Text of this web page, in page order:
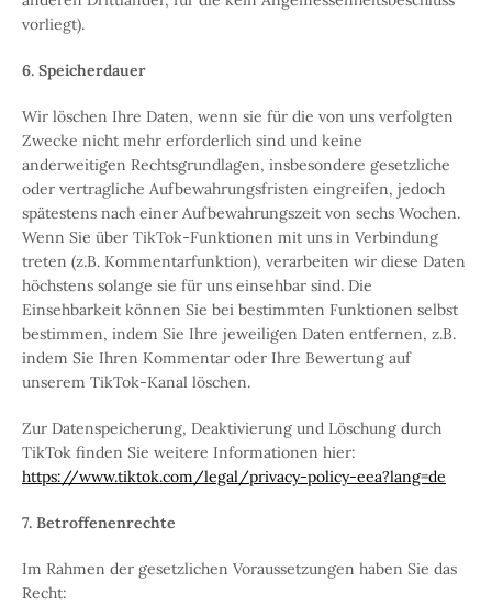
vorliegt).
6. Speicherdauer
Wir löschen Ihre Daten, wenn sie für die von uns verfolgten
Zwecke nicht mehr erforderlich sind und keine
anderweitigen Rechtsgrundlagen, insbesondere gesetzliche
oder vertragliche Aufbewahrungsfristen eingreifen, jedoch
spätestens nach einer Aufbewahrungszeit von sechs Wochen.
Wenn Sie über TikTok-Funktionen mit uns in Verbindung
treten (z.B. Kommentarfunktion), verarbeiten wir diese Daten
höchstens solange sie für uns einsehbar sind. Die
Einsehbarkeit können Sie bei bestimmten Funktionen selbst
bestimmen, indem Sie Ihre jeweiligen Daten entfernen, z.B.
indem Sie Ihren Kommentar oder Ihre Bewertung auf
unserem TikTok-Kanal löschen.
Zur Datenspeicherung, Deaktivierung und Löschung durch
TikTok finden Sie weitere Informationen hier:
https://www.tiktok.com/legal/privacy-policy-eea?lang=de
7. Betroffenenrechte
Im Rahmen der gesetzlichen Voraussetzungen haben Sie das
Recht: